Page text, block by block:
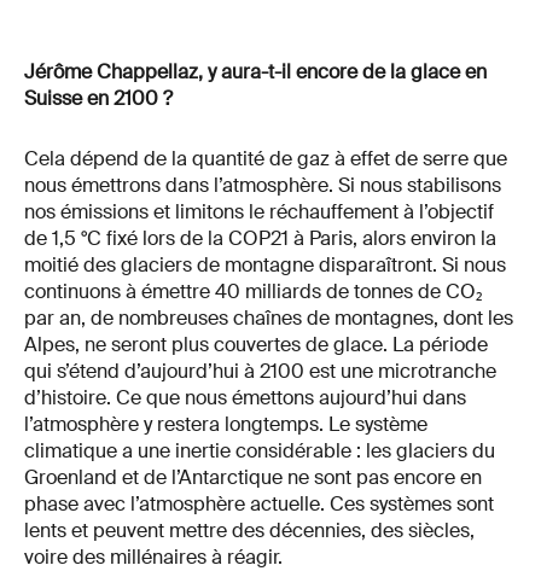
Jérôme Chappellaz, y aura-t-il encore de la glace en
Suisse en 2100 ?
Cela dépend de la quantité de gaz à effet de serre que
nous émettrons dans l’atmosphère. Si nous stabilisons
nos émissions et limitons le réchauffement à l’objectif
de 1,5 °C fixé lors de la COP21 à Paris, alors environ la
moitié des glaciers de montagne disparaîtront. Si nous
continuons à émettre 40 milliards de tonnes de CO₂
par an, de nombreuses chaînes de montagnes, dont les
Alpes, ne seront plus couvertes de glace. La période
qui s’étend d’aujourd’hui à 2100 est une microtranche
d’histoire. Ce que nous émettons aujourd’hui dans
l’atmosphère y restera longtemps. Le système
climatique a une inertie considérable : les glaciers du
Groenland et de l’Antarctique ne sont pas encore en
phase avec l’atmosphère actuelle. Ces systèmes sont
lents et peuvent mettre des décennies, des siècles,
voire des millénaires à réagir.